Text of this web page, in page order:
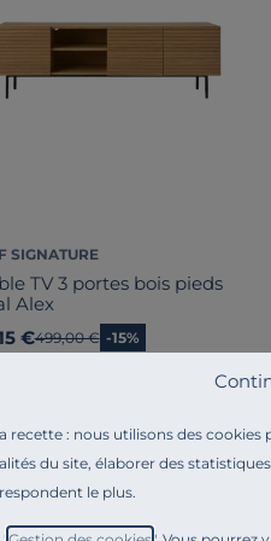
recette : nous utilisons des cookies
du site, élaborer des
le plus.
SIGNATURE
TV 3 portes bois pieds
Alex
€Ancien prix
499,00 € -15%